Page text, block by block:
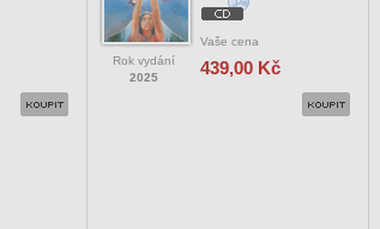
Rok vydání
2025
Vaše cena
439,00 Kč